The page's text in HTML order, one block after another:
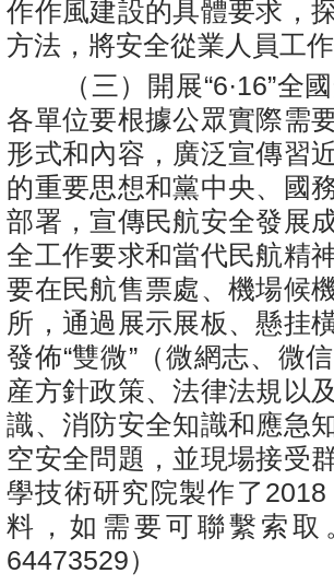
作作風建設的具體要求，
方法，將安全從業人員工
（三）開展“6·16”全國
各單位要根據公眾實際需
形式和內容，廣泛宣傳習
的重要思想和黨中央、國
部署，宣傳民航安全發展
全工作要求和當代民航精
要在民航售票處、機場候
所，通過展示展板、懸挂
發佈“雙微”（微網志、微
産方針政策、法律法規以
識、消防安全知識和應急
空安全問題，並現場接受
學技術研究院製作了
料，如需要可聯繫索
64473529）